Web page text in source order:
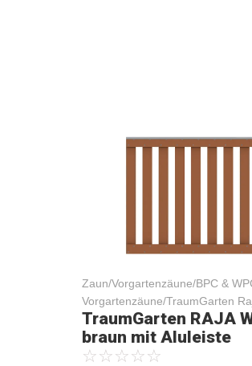
Zaun/Vorgartenzäune/BPC &
Vorgartenzäune/TraumGarten
TraumGarten RAJA
braun mit Aluleiste
☆☆☆☆☆